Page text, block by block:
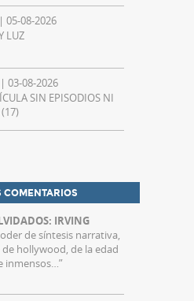
| 05-08-2026
LUZ
| 03-08-2026
SIN EPISODIOS NI
(17)
COMENTARIOS
IRVING
de síntesis narrativa,
hollywood, de la edad
inmensos…”